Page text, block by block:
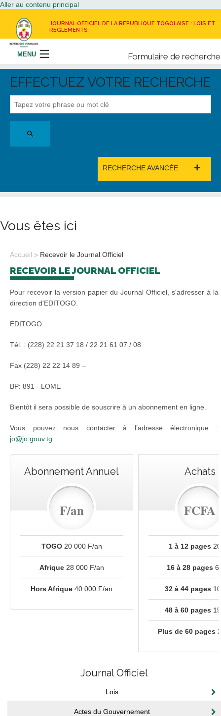
Aller au contenu principal
JOURNAL OFFICIEL DE LA REPUBLIQUE TOGOLAISE : LOIS ET
REGLEMENTS
Formulaire de recherche
Rechercher
MENU
LE JOURNAL OFFICIEL
NOUS CONTACTER
EFFECTUEZ VOTRE RECHERCHE
RECHERCHE AVANCÉE +
Vous êtes ici
Accueil Recevoir le Journal Officiel
RECEVOIR LE JOURNAL OFFICIEL
Pour recevoir la version papier du Journal Officiel, s'adresser à la
direction d'EDITOGO.
EDITOGO
Tél. : (228) 22 21 37 18 / 22 21 61 07 / 08
Fax (228) 22 22 14 89 –
BP: 891 - LOME
Bientôt il sera possible de souscrire à un abonnement en ligne.
Vous pouvez nous contacter à l’adresse électronique :
jo@jo.gouv.tg
Abonnement Annuel
F/an
TOGO20 000 F/an
Afrique28 000 F/an
Hors Afrique 40 000 F/an
Achats
FCFA
1 à 12 pages
16 à 28 pages
32 à 44 pages
48 à 60 pages
Plus de 60 pages
Journal Officiel
Lois
Actes du Gouvernement